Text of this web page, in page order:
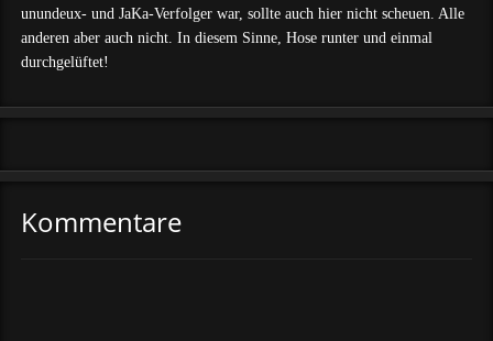
unundeux- und JaKa-Verfolger war, sollte auch hier nicht scheuen. Alle
anderen aber auch nicht. In diesem Sinne, Hose runter und einmal
durchgelüftet!
Kommentare